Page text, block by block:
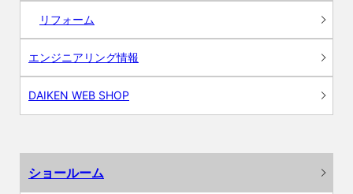
リフォーム
エンジニアリング情報
DAIKEN WEB SHOP
ショールーム